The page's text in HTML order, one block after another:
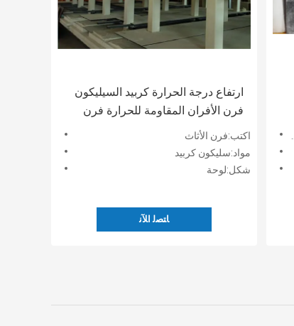
ارتفاع درجة الحرارة كربيد السيليكون
فرن الأفران المقاومة للحرارة فرن
اكتب:فرن الأثاث
مواد:سليكون كربيد
شكل:لوحة
ﺎﺘﺼﻟ ﺍﻶﻧ